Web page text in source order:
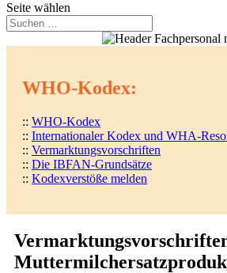
Seite wählen
WHO-Kodex:
:: WHO-Kodex
:: Internationaler Kodex und WHA-
:: Vermarktungsvorschriften
:: Die IBFAN-Grundsätze
:: Kodexverstöße melden